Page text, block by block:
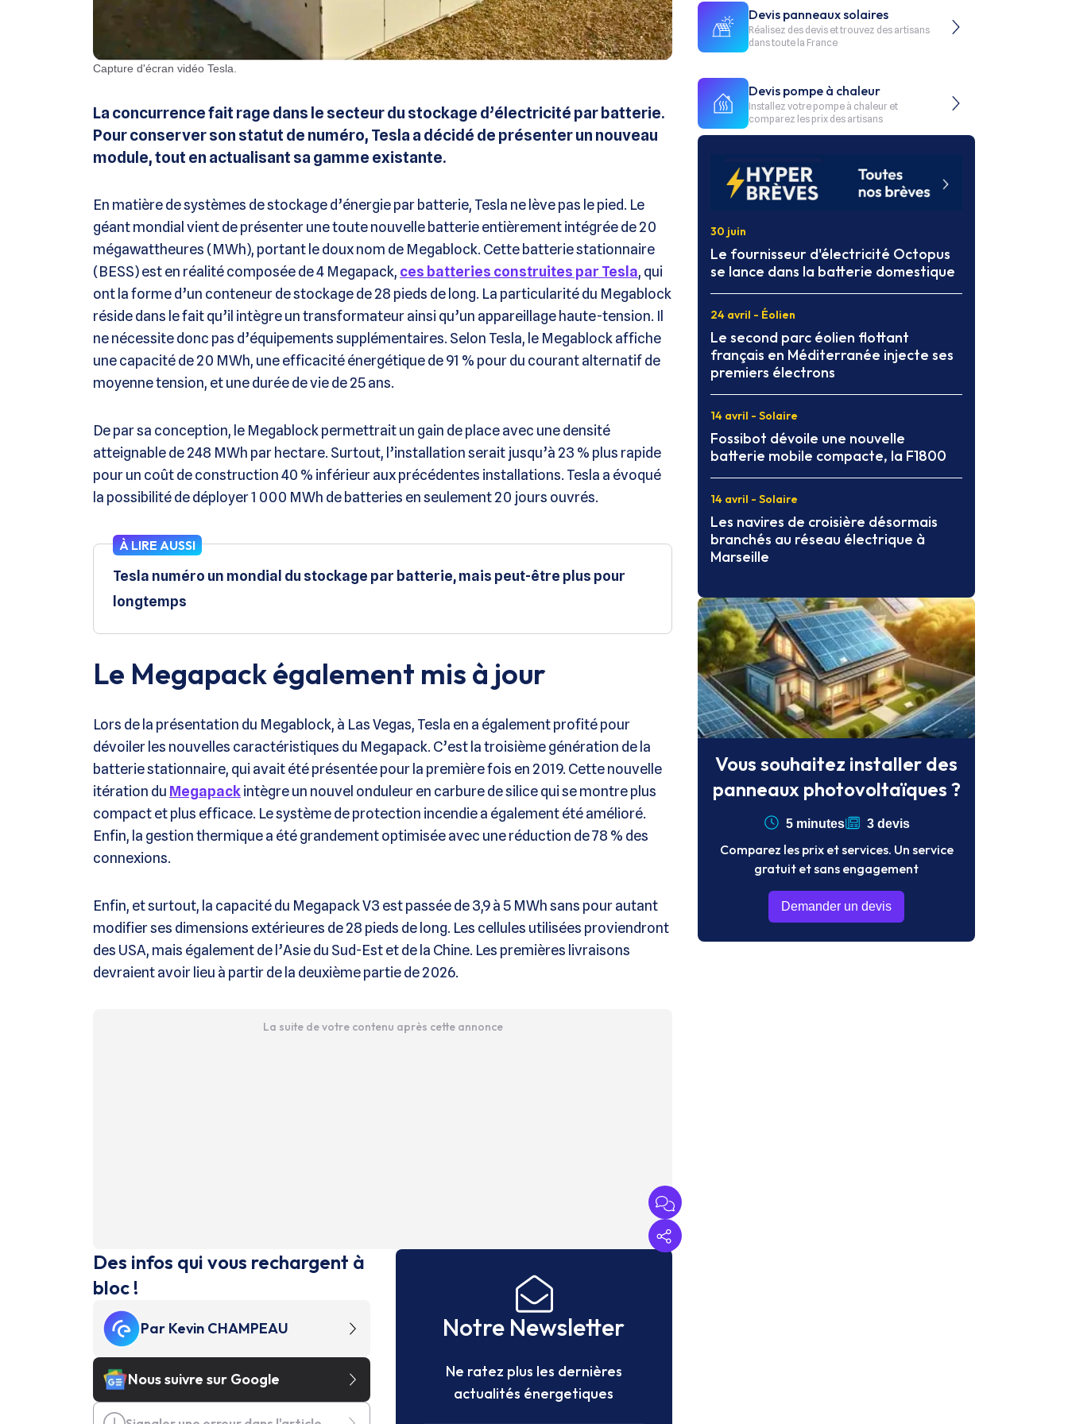
Capture d'écran vidéo Tesla.
La concurrence fait rage dans le secteur du stockage d’électricité par batterie.
Pour conserver son statut de numéro, Tesla a décidé de présenter un nouveau
module, tout en actualisant sa gamme existante.
En matière de systèmes de stockage d’énergie par batterie, Tesla ne lève pas le pied. Le
géant mondial vient de présenter une toute nouvelle batterie entièrement intégrée de 20
mégawattheures (MWh), portant le doux nom de Megablock. Cette batterie stationnaire
(BESS) est en réalité composée de 4 Megapack, ces batteries construites par Tesla, qui
ont la forme d’un conteneur de stockage de 28 pieds de long. La particularité du Megablock
réside dans le fait qu’il intègre un transformateur ainsi qu’un appareillage haute-tension. Il
ne nécessite donc pas d’équipements supplémentaires. Selon Tesla, le Megablock affiche
une capacité de 20 MWh, une efficacité énergétique de 91 % pour du courant alternatif de
moyenne tension, et une durée de vie de 25 ans.
De par sa conception, le Megablock permettrait un gain de place avec une densité
atteignable de 248 MWh par hectare. Surtout, l’installation serait jusqu’à 23 % plus rapide
pour un coût de construction 40 % inférieur aux précédentes installations. Tesla a évoqué
la possibilité de déployer 1 000 MWh de batteries en seulement 20 jours ouvrés.
À LIRE AUSSI
Tesla numéro un mondial du stockage par batterie, mais peut-être plus pour
longtemps
Le Megapack également mis à jour
Lors de la présentation du Megablock, à Las Vegas, Tesla en a également profité pour
dévoiler les nouvelles caractéristiques du Megapack. C’est la troisième génération de la
batterie stationnaire, qui avait été présentée pour la première fois en 2019. Cette nouvelle
itération du Megapackintègre un nouvel onduleur en carbure de silice qui se montre plus
compact et plus efficace. Le système de protection incendie a également été amélioré.
Enfin, la gestion thermique a été grandement optimisée avec une réduction de 78 % des
connexions.
Enfin, et surtout, la capacité du Megapack V3 est passée de 3,9 à 5 MWh sans pour autant
modifier ses dimensions extérieures de 28 pieds de long. Les cellules utilisées proviendront
des USA, mais également de l’Asie du Sud-Est et de la Chine. Les premières livraisons
devraient avoir lieu à partir de la deuxième partie de 2026.
La suite de votre contenu après cette annonce
Des infos qui vous rechargent à
bloc !
Par Kevin CHAMPEAU
Nous suivre sur Google
Notre Newsletter
Ne ratez plus les dernières
actualités énergetiques
Devis panneaux solaires
Réalisez des devis et trouvez des artisans
dans toute la France
Devis pompe à chaleur
Installez votre pompe à chaleur et
comparez les prix des artisans
30 juin
Le fournisseur d'électricité Octopus
se lance dans la batterie domestique
24 avril - Éolien
Le second parc éolien flottant
français en Méditerranée injecte ses
premiers électrons
14 avril - Solaire
Fossibot dévoile une nouvelle
batterie mobile compacte, la F1800
14 avril - Solaire
Les navires de croisière désormais
branchés au réseau électrique à
Marseille
Vous souhaitez installer des
panneaux photovoltaïques ?
5 minutes 3 devis
Comparez les prix et services. Un service
gratuit et sans engagement
Demander un devis